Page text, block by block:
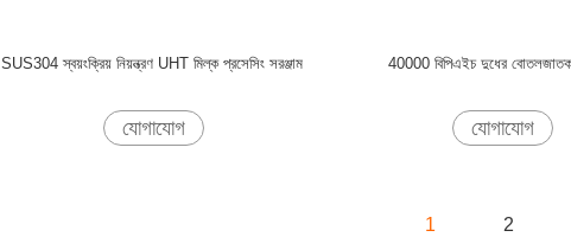
SUS304 স্বয়ংক্রিয় নিয়ন্ত্রণ UHT মিল্ক প্রসেসিং সরঞ্জাম
যোগাযোগ
40000 বিপিএইচ দুধের
যোগাযোগ
1 2